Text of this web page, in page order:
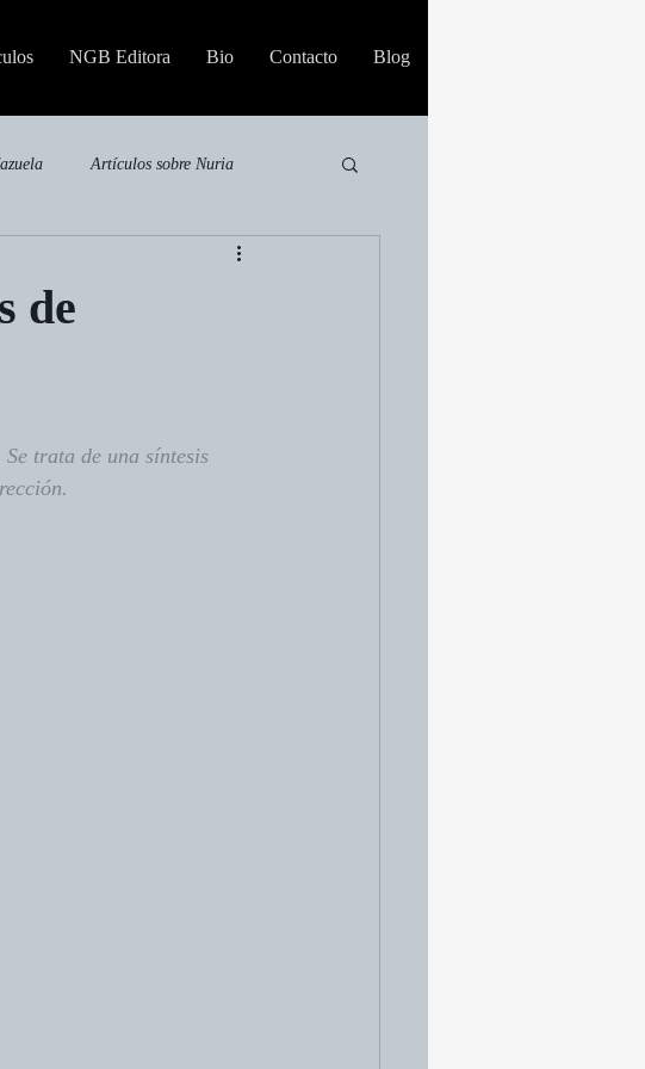
NGB Editora Bio Contacto Blog
Artículos sobre Nuria
de
Se trata de una síntesis